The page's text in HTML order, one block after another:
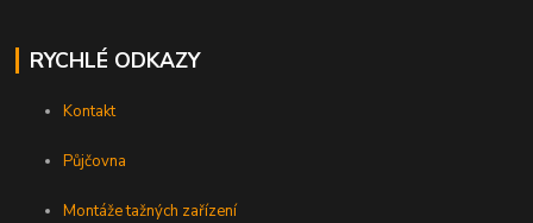
RYCHLÉ ODKAZY
Kontakt
Půjčovna
Montáže tažných zařízení